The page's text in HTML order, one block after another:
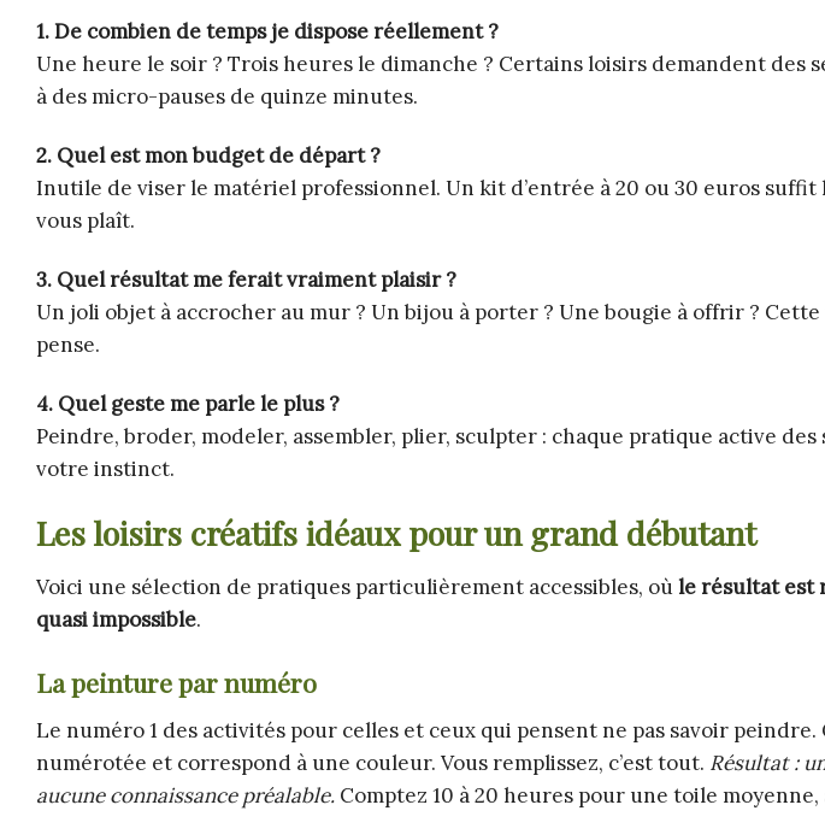
1. De combien de temps je dispose réellement ?
Une heure le soir ? Trois heures le dimanche ? Certains loisirs demandent des
à des micro-pauses de quinze minutes.
2. Quel est mon budget de départ ?
Inutile de viser le matériel professionnel. Un kit d’entrée à 20 ou 30 euros
vous plaît.
3. Quel résultat me ferait vraiment plaisir ?
Un joli objet à accrocher au mur ? Un bijou à porter ? Une bougie à offrir ?
pense.
4. Quel geste me parle le plus ?
Peindre, broder, modeler, assembler, plier, sculpter : chaque pratique active
votre instinct.
Les loisirs créatifs idéaux pour un grand débutant
Voici une sélection de pratiques particulièrement accessibles, oùle résultat est
quasi impossible.
La peinture par numéro
Le numéro 1 des activités pour celles et ceux qui pensent ne pas savoir
numérotée et correspond à une couleur. Vous remplissez, c’est tout. Résultat :
aucune connaissance préalable. Comptez 10 à 20 heures pour une toile